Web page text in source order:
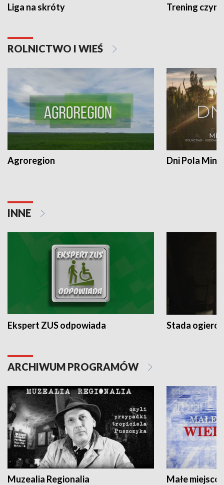
Liga na skróty Trening czyni
ROLNICTWO I WIEŚ
Agroregion Dni Pola
INNE
Ekspert ZUS odpowiada Stada
ARCHIWUM PROGRAMÓW
Muzealia Regionalia Małe